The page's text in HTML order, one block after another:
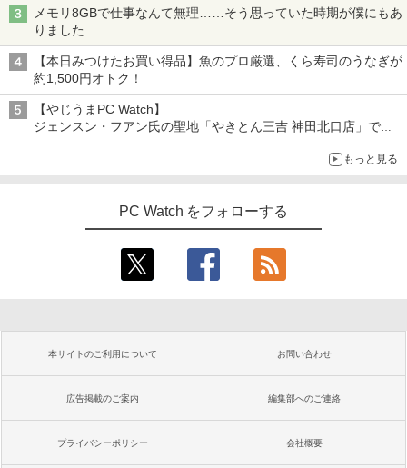
メモリ8GBで仕事なんて無理……そう思っていた時期が僕にもあ
りました
【本日みつけたお買い得品】魚のプロ厳選、くら寿司のうなぎが
約1,500円オトク！
【やじうまPC Watch】
ジェンスン・フアン氏の聖地「やきとん三吉 神田北口店」で
～コース名を変更したのはNVIDIAに怒られたからではないもっと見る
PC Watch をフォローする
本サイトのご利用について お問い合わせ
広告掲載のご案内 編集部へのご連絡
プライバシーポリシー 会社概要